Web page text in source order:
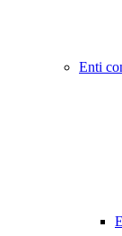
Enti